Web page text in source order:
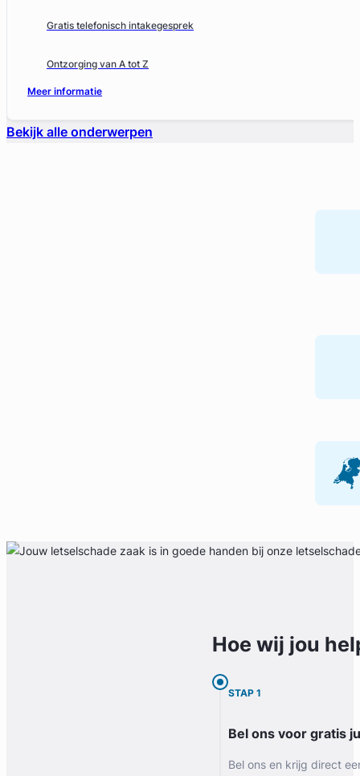
Gratis telefonisch intakegesprek
Ontzorging van A tot Z
Meer informatie
Bekijk alle onderwerpen
Hoe wij jou
STAP 1
Bel ons voor gratis
Bel ons en krijg direct